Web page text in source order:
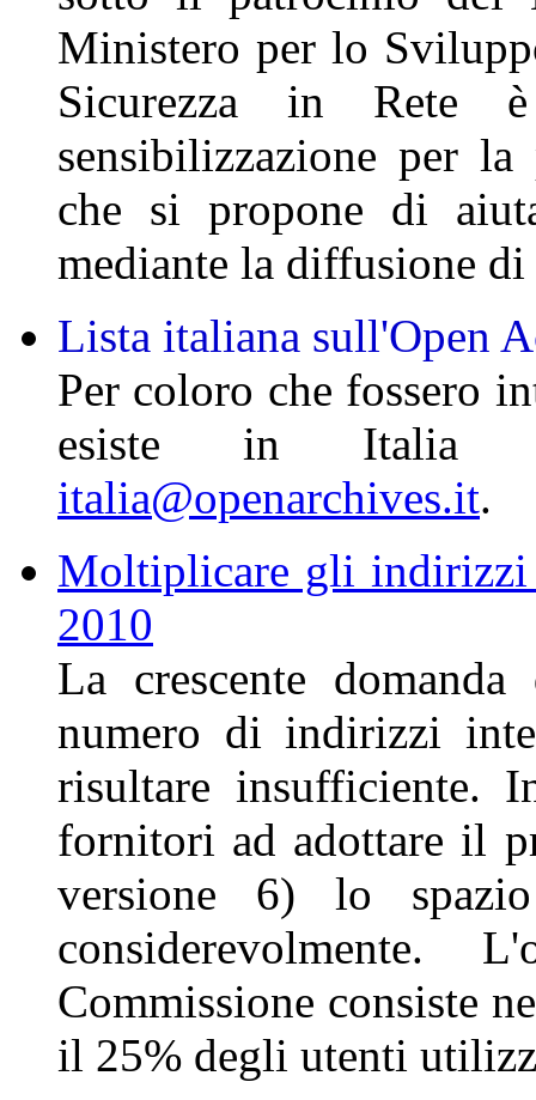
Ministero per lo
Sicurezza in Rete
sensibilizzazione per
che si propone di
mediante la diffusione
Lista italiana sull'Open
Per coloro che fossero
esiste in Italia
italia@openarchives.it.
Moltiplicare gli
2010
La crescente
numero di indirizzi
risultare insufficiente.
fornitori ad adottare il
versione 6) lo
considerevolmente.
Commissione consiste
il 25% degli utenti